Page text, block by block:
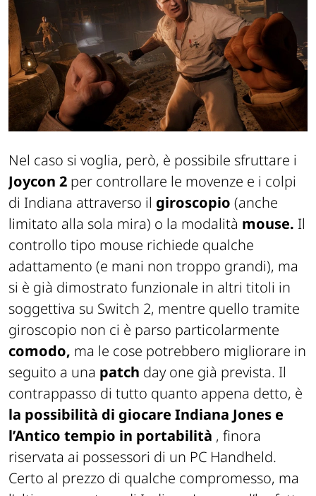
Nel caso si voglia, però, è possibile sfruttare i
Joycon 2 per controllare le movenze e i colpi
di Indiana attraverso il giroscopio (anche
limitato alla sola mira) o la modalità mouse. Il
controllo tipo mouse richiede qualche
adattamento (e mani non troppo grandi), ma
si è già dimostrato funzionale in altri titoli in
soggettiva su Switch 2, mentre quello tramite
giroscopio non ci è parso particolarmente
comodo, ma le cose potrebbero migliorare in
seguito a una patch day one già prevista. Il
contrappasso di tutto quanto appena detto, è
la possibilità di giocare Indiana Jones e
l’Antico tempio in portabilità , finora
riservata ai possessori di un PC Handheld.
Certo al prezzo di qualche compromesso, ma